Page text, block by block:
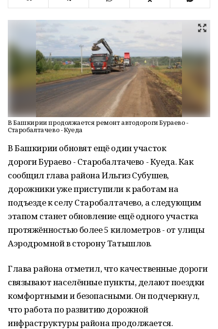
В Башкирии продолжается ремонт автодороги Бураево -
Старобалтачево - Куеда
В Башкирии обновят ещё один участок
дороги Бураево - Старобалтачево - Куеда. Как
сообщил глава района Ильгиз Субушев,
дорожники уже приступили к работам на
подъезде к селу Старобалтачево, а следующим
этапом станет обновление ещё одного участка
протяжённостью более 5 километров - от улицы
Аэродромной в сторону Татышлов.
Глава района отметил, что качественные дороги
связывают населённые пункты, делают поездки
комфортными и безопасными. Он подчеркнул,
что работа по развитию дорожной
инфраструктуры района продолжается.